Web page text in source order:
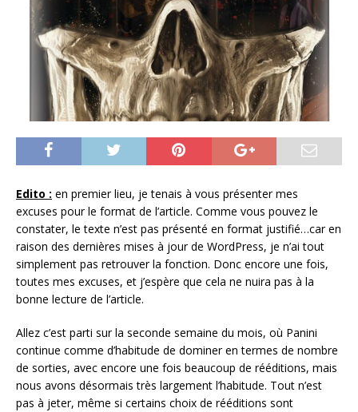
Edito : en premier lieu, je tenais à vous présenter mes
excuses pour le format de l’article. Comme vous pouvez le
constater, le texte n’est pas présenté en format justifié…car en
raison des dernières mises à jour de WordPress, je n’ai tout
simplement pas retrouver la fonction. Donc encore une fois,
toutes mes excuses, et j’espère que cela ne nuira pas à la
bonne lecture de l’article.
Allez c’est parti sur la seconde semaine du mois, où Panini
continue comme d’habitude de dominer en termes de nombre
de sorties, avec encore une fois beaucoup de rééditions, mais
nous avons désormais très largement l’habitude. Tout n’est
pas à jeter, même si certains choix de rééditions sont